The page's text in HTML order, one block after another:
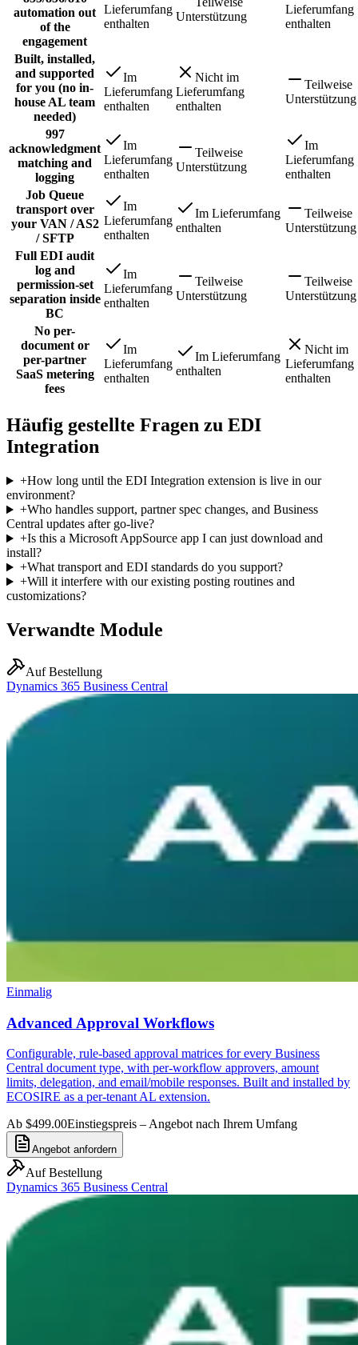
automation out
of the
engagement
Lieferumfang
enthalten
Unterstützung
Lieferumfang
enthalten
Built, installed,
and supported
for you (no in-
house AL team
needed)
Im
Lieferumfang
enthalten
Nicht im
Lieferumfang
enthalten
Teilweise
Unterstützung
997
acknowledgment
matching and
logging
Im
Lieferumfang
enthalten
Teilweise
Unterstützung
Im
Lieferumfang
enthalten
Job Queue
transport over
your VAN / AS2
/ SFTP
Im
Lieferumfang
enthalten
Im Lieferumfang
enthalten
Teilweise
Unterstützung
Full EDI audit
log and
permission-set
separation inside
BC
Im
Lieferumfang
enthalten
Teilweise
Unterstützung
Teilweise
Unterstützung
No per-
document or
per-partner
SaaS metering
fees
Im
Lieferumfang
enthalten
Im Lieferumfang
enthalten
Nicht im
Lieferumfang
enthalten
Häufig gestellte Fragen zu EDI
Integration
+How long until the EDI Integration extension is live in our
environment?
+Who handles support, partner spec changes, and Business
Central updates after go-live?
+Is this a Microsoft AppSource app I can just download and
install?
+What transport and EDI standards do you support?
+Will it interfere with our existing posting routines and
customizations?
Verwandte Module
Auf Bestellung
Dynamics 365 Business Central
Einmalig
Advanced Approval Workflows
Configurable, rule-based approval matrices for every Business
Central document type, with per-workflow approvers, amount
limits, delegation, and email/mobile responses. Built and installed by
ECOSIRE as a per-tenant AL extension.
Ab $499.00Einstiegspreis – Angebot nach Ihrem Umfang
Angebot anfordern
Auf Bestellung
Dynamics 365 Business Central